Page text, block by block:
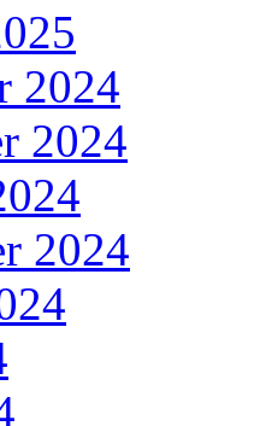
2024
2024
2024